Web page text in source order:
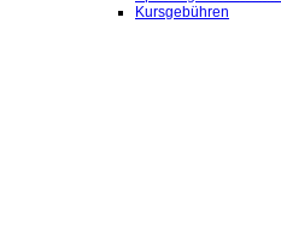
Kursgebühren